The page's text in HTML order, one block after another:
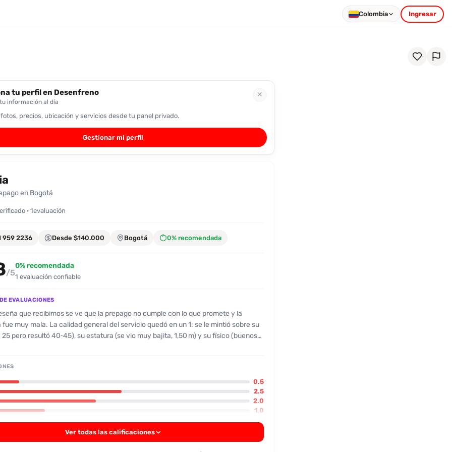
Colombia Ingresar
tu perfil en Desenfreno
información al día
✕
precios, ubicación y servicios desde tu panel privado.
Gestionar mi perfil
en Bogotá
· 1evaluación
959 2236 Desde $140.000 Bogotá 0% recomendada
/5
0% recomendada
1 evaluación confiable
EVALUACIONES
que recibimos se ve que la prepago no cumple con lo que promete y la
del servicio quedó en un 1: se le mintió sobre su
pero resultó 40‑45), su estatura (se vio muy bajita, 1,50 m) y su físico (buenos
resultaron ser pequeños y caídos). A la hora de llegar la chica se
amable y respondió a las
que hizo que el cliente se sintiera confiado, pero al llegar la verdad se
En
beso que prometió fue casi sin sabor y la posición de misionero no le permitió
cambió a “4” pero aun así le dolía y la experiencia no fue satisfactoria. No se
repetirla y la mayoría de los comentarios resaltan la deshonestidad y la falta de
0.5
2.5
2.0
1.0
Ver todas las calificaciones